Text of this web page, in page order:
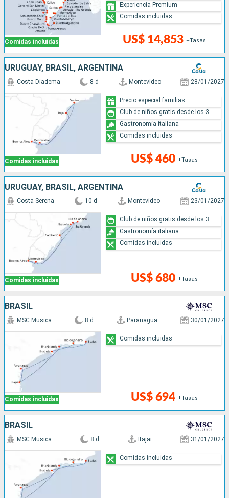
Comidas incluidas US$ 14,853 +Tasas
Experiencia Premium
Comidas incluidas
URUGUAY, BRASIL, ARGENTINA
Comidas incluidas
Costa Diadema 8 d Montevideo 28/01/2027
US$ 460 +Tasas
Precio especial familias
Club de niños gratis desde los 3
Gastronomía italiana
Comidas incluidas
URUGUAY, BRASIL, ARGENTINA
Comidas incluidas
Costa Serena 10 d Montevideo 23/01/2027
US$ 680 +Tasas
Club de niños gratis desde los 3
Gastronomía italiana
Comidas incluidas
BRASIL
Comidas incluidas
MSC Musica 8 d Paranagua 30/01/2027
US$ 694 +Tasas
Comidas incluidas
BRASIL
MSC Musica 8 d Itajai 31/01/2027
Comidas incluidas